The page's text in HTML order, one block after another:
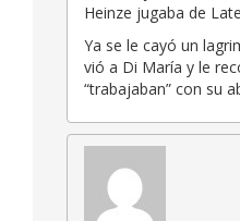
Heinze jugaba de
Ya se le cayó un
vió a Di María y le
“trabajaban” con su